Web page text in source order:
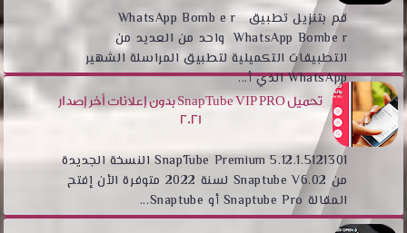
قم بتنزيل تطبيق WhatsApp Bomb e r
WhatsApp Bombe r واحد من العديد من
التطبيقات التكميلية لتطبيق المراسلة الشهير
WhatsApp الذي أ...
تحميل SnapTube VIP PRO بدون إعلانات أخر إصدار
2021
SnapTube Premium 5.12.1.5121301 النسخة الجديدة
من Snaptube V6.02 لسنة 2022 متوفرة الأن إفتح
المقالة Snaptube Pro أو Snaptube...